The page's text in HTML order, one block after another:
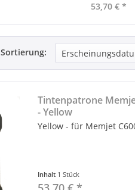
53,70 € *
Sortierung:
Tintenpatrone
- Yellow
Yellow - für Memjet
Inhalt 1 Stück